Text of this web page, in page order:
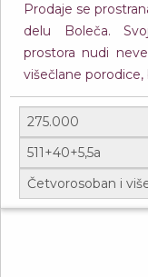
Prodaje se
delu Boleča.
prostora nudi
višečlane porodice,